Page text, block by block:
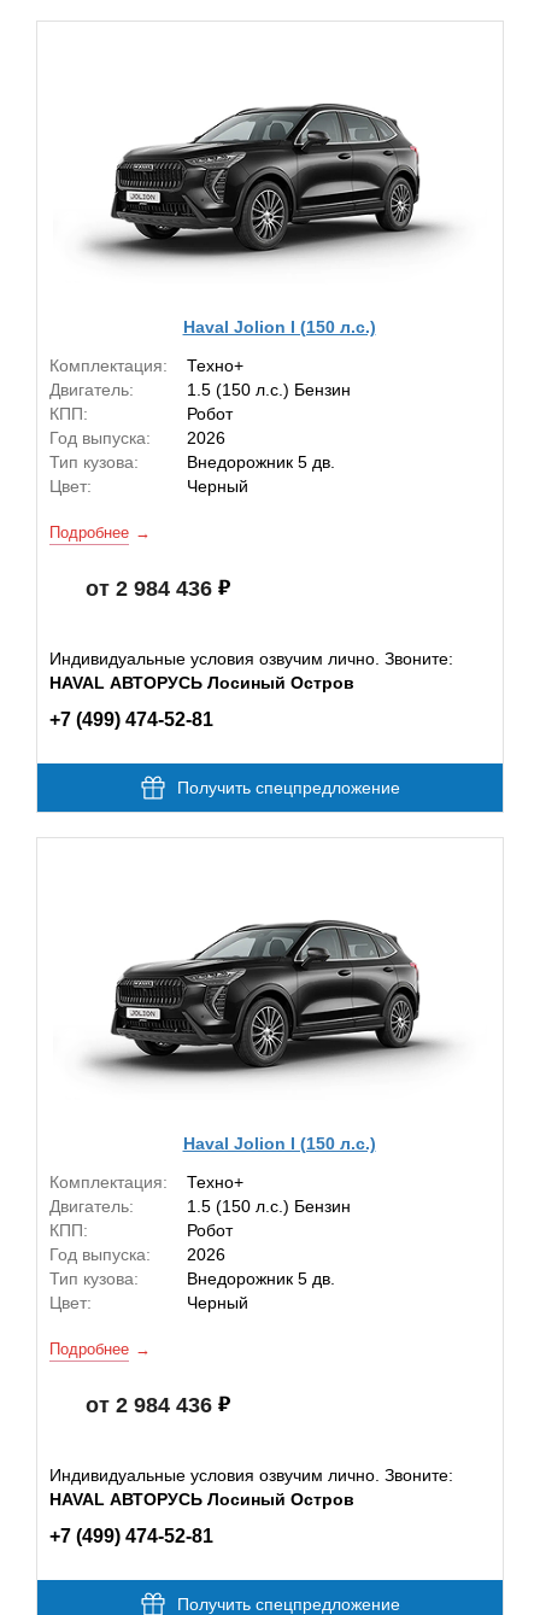
Haval Jolion I (150 л.с.)
Комплектация:
Техно+
Двигатель:
1.5 (150 л.с.) Бензин
КПП:
Робот
Год выпуска:
2026
Тип кузова:
Внедорожник 5 дв.
Цвет:
Черный
Подробнее
от 2 984 436
Индивидуальные условия озвучим лично. Звоните:
HAVAL АВТОРУСЬ Лосиный Остров
+7 (499) 474-52-81
Получить спецпредложение
Haval Jolion I (150 л.с.)
Комплектация:
Техно+
Двигатель:
1.5 (150 л.с.) Бензин
КПП:
Робот
Год выпуска:
2026
Тип кузова:
Внедорожник 5 дв.
Цвет:
Черный
Подробнее
от 2 984 436
Индивидуальные условия озвучим лично. Звоните:
HAVAL АВТОРУСЬ Лосиный Остров
+7 (499) 474-52-81
Получить спецпредложение